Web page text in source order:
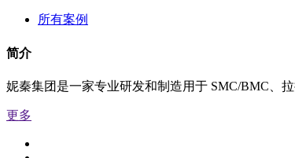
所有案例
简介
妮秦集团是一家专业研发和制造用于 SMC/BMC、
更多